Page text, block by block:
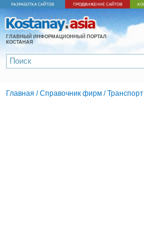
ГЛАВНЫЙ ИНФОРМАЦИОННЫЙ ПОРТАЛ
КОСТАНАЯ
Главная /Справочник фирм /Транспорт